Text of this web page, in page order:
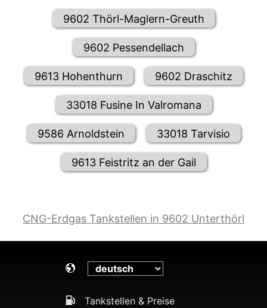
9602 Thörl-Maglern-Greuth
9602 Pessendellach
9613 Hohenthurn 9602 Draschitz
33018 Fusine In Valromana
9586 Arnoldstein 33018 Tarvisio
9613 Feistritz an der Gail
CNG-Erdgas Tankstellen in 9602 Unterthörl
Tankstellen & Preise